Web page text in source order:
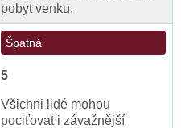
pobyt venku.
Špatná
5
Všichni lidé mohou
pociťovat i závažnější